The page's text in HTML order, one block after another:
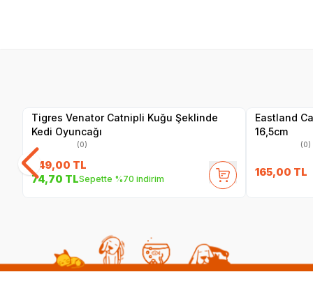
Tigres Venator Catnipli Kuğu Şeklinde
Kedi Oyuncağı
(0)
249,00 TL
74,70 TLSepette %70 indirim
Eastland
16,5cm
(0)
165,00 TL